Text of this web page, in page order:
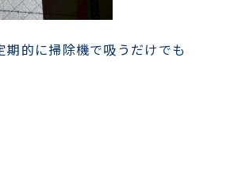
的に掃除機で吸うだけでも